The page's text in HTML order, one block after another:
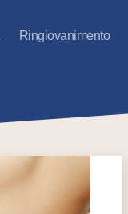
Ringiovanimento